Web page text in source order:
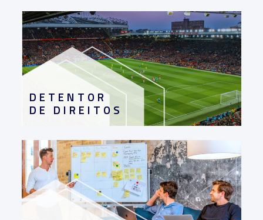
DETENTOR
DE DIREITOS